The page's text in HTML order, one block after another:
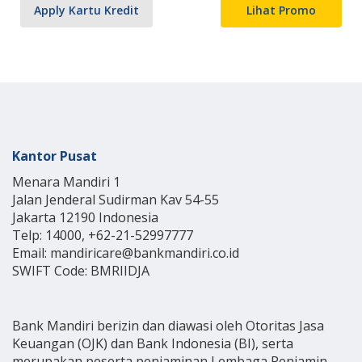
Apply Kartu Kredit Lihat Promo
Kantor Pusat
Menara Mandiri 1
Jalan Jenderal Sudirman Kav 54-55
Jakarta 12190 Indonesia
Telp: 14000, +62-21-52997777
Email: mandiricare@bankmandiri.co.id
SWIFT Code: BMRIIDJA
Bank Mandiri berizin dan diawasi oleh Otoritas Jasa
Keuangan (OJK) dan Bank Indonesia (BI), serta